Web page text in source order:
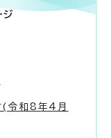
ジ
(令和8年4月